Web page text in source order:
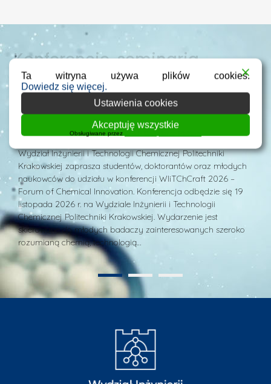
Konferencje, seminaria
Doktoranci Konferencje, sympozja, seminaria Studenci
WIiTChCraft 2026 – Forum of Chemical
Posted bymgr inż. Leszek Jurczak 23 lipca 2026
Wydział Inżynierii i Technologii Chemicznej Politechniki
Krakowskiej zaprasza studentów, doktorantów oraz młodych
naukowców do udziału w konferencji WIiTChCraft 2026 –
Forum of Chemical Innovation. Konferencja odbędzie się 19
listopada 2026 r. na Wydziale Inżynierii i Technologii
Chemicznej Politechniki Krakowskiej. Wydarzenie jest
skierowane do młodych badaczy zainteresowanych szeroko
rozumianą chemią, technologią…
1
Ta witryna używa plików cookies.
Dowiedz się więcej.
Ustawienia cookies
Akceptuję wszystkie
Obsługiwane przez